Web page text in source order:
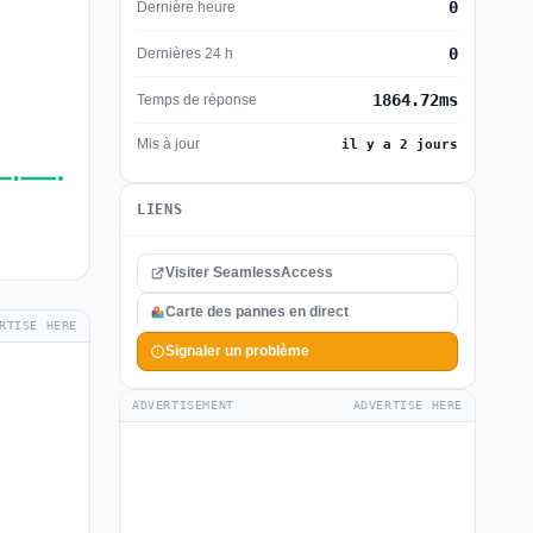
HERE
Dernière heure 0
Dernières 24 h 0
Temps de réponse 1864.72ms
Mis à jour il y a 2 jours
LIENS
Visiter SeamlessAccess
Carte des pannes en direct
Signaler un problème
ADVERTISEMENT ADVERTISE HERE